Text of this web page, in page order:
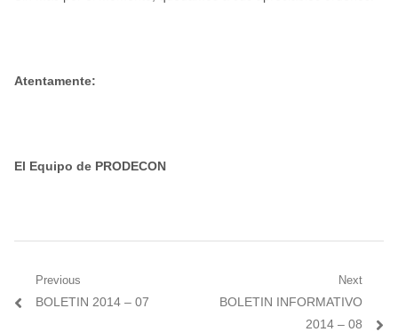
Atentamente:
El Equipo de PRODECON
Navegación
de
Previous
Previous
BOLETIN 2014 – 07
Next
Next
BOLETIN INFORMATIVO
2014 – 08